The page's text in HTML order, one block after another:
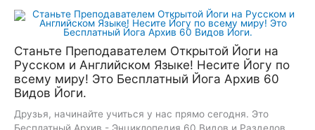
Перейти
Станьте Преподавателем Открытой Йоги на
Русском и Английском Языке! Несите Йогу по
всему миру! Это Бесплатный Йога Архив 60
Видов Йоги.
Друзья, начинайте учиться у нас прямо сегодня. Это